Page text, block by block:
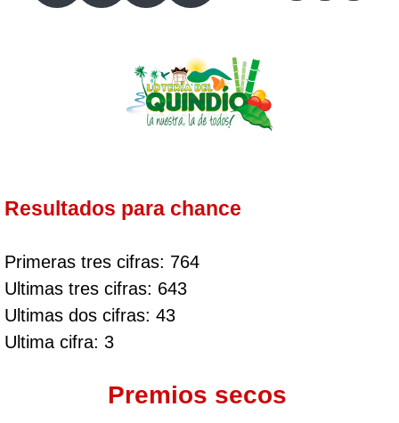
Resultados para chance
Primeras tres cifras: 764
Ultimas tres cifras: 643
Ultimas dos cifras: 43
Ultima cifra: 3
Premios secos